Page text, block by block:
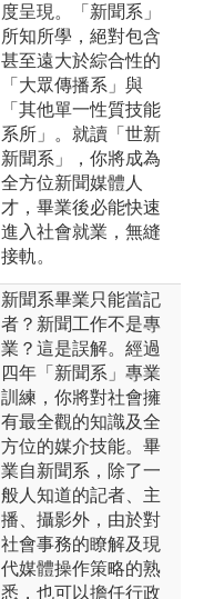
度呈現。「新聞系」
所知所學，絕對包含
甚至遠大於綜合性的
「大眾傳播系」與
「其他單一性質技能
系所」。就讀「世新
新聞系」，你將成為
全方位新聞媒體人
才，畢業後必能快速
進入社會就業，無縫
接軌。
新聞系畢業只能當記
者？新聞工作不是專
業？這是誤解。經過
四年「新聞系」專業
訓練，你將對社會擁
有最全觀的知識及全
方位的媒介技能。畢
業自新聞系，除了一
般人知道的記者、主
播、攝影外，由於對
社會事務的瞭解及現
代媒體操作策略的熟
悉，也可以擔任行政